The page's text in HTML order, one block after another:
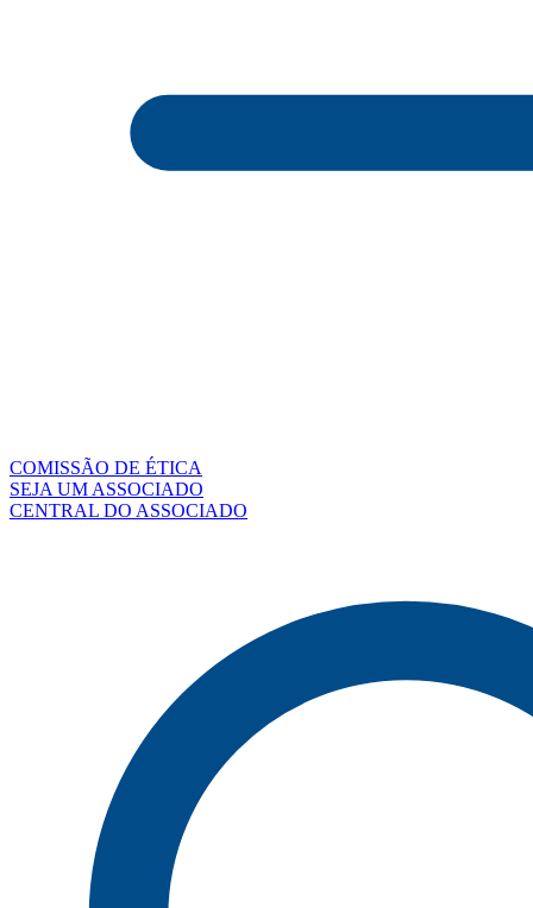
COMISSÃO DE ÉTICA
SEJA UM ASSOCIADO
CENTRAL DO ASSOCIADO